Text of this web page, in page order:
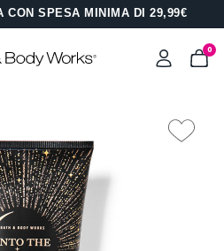
CON SPESA MINIMA DI 29,99€
0